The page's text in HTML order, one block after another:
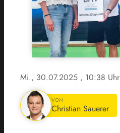
Mi., 30.07.2025 , 10:38 Uhr
VON
Christian Sauerer